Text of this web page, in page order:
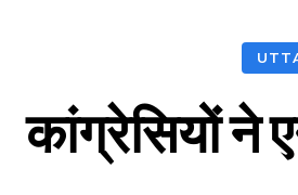
कांग्रेसियों ने